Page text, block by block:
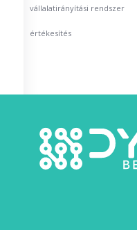
vállalatirányítási rendszer
értékesítés